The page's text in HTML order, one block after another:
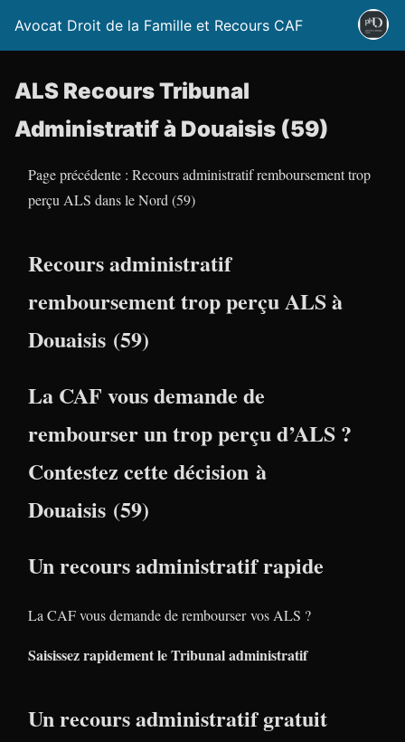
Avocat Droit de la Famille et Recours CAF
ALS Recours Tribunal
Administratif à Douaisis (59)
Page précédente : Recours administratif remboursement trop
perçu ALS dans le Nord (59)
Recours administratif
remboursement trop perçu ALS à
Douaisis (59)
La CAF vous demande de
rembourser un trop perçu d’ALS ?
Contestez cette décision à
Douaisis (59)
Un recours administratif rapide
La CAF vous demande de rembourser vos ALS ?
Saisissez rapidement le Tribunal administratif
Un recours administratif gratuit